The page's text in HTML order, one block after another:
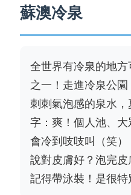
蘇澳冷泉
全世界有冷泉的地
之一！走進冷泉公
刺刺氣泡感的泉水
字：爽！個人池、
會冷到吱吱叫（笑
說對皮膚好？泡完皮
記得帶泳裝！是很特